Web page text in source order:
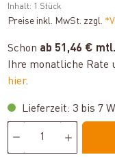
Inhalt: 1 Stück
Preise inkl. MwSt. zzgl.
Schon ab 51,46 € mtl.
Ihre monatliche
hier.
Lieferzeit: 3 bis 7